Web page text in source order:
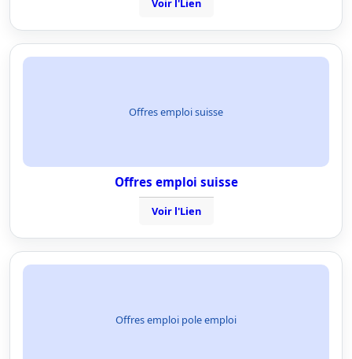
Voir l'Lien
Offres emploi suisse
Offres emploi suisse
Voir l'Lien
Offres emploi pole emploi